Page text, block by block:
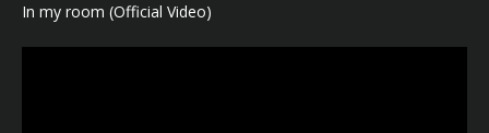
In my room (Official Video)